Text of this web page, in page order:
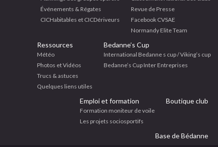
Événements & Régates
CICHabitables et CICDériveurs
Revue de Presse
Facebook CVSAE
Normandy Elite Team
Ressources
Météo
Photos et Vidéos
Trucs & astuces
Quelques liens utiles
Bedanne’s Cup
International Bedanne s cup / Viking’s cup
Bedanne’s Cup Inter Entreprises
Emploi et formation
Formation moniteur de voile
Les projets sociosportifs
Boutique club
Base de Bédanne